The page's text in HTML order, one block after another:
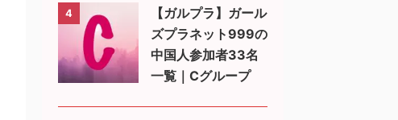
4
【ガルプラ】ガール
ズプラネット999の
中国人参加者33名
一覧｜Cグループ